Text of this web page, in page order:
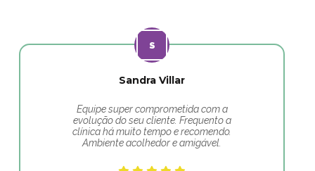
Sandra Villar
Equipe super comprometida com a
evolução do seu cliente. Frequento a
clínica há muito tempo e recomendo.
Ambiente acolhedor e amigável.